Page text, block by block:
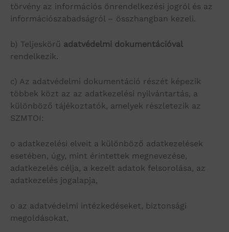
törvény az információs önrendelkezési jogról és az
információszabadságról – összhangban kezeli.
b) Teljeskörű adatvédelmi dokumentációval
rendelkezik.
c) Az adatvédelmi dokumentáció részét képezik
többek közt az az adatkezelési nyilvántartás, a
különböző tájékoztatók, amelyek részletezik az
SZMTOI:
o adatkezelési elveit a különböző adatkezelések
esetében, úgy, mint érintettek megnevezése,
adatkezelés célja, a kezelt adatok felsorolása, az
adatkezelés jogalapja,
o az adatvédelmi intézkedéseket, biztonsági
megoldásokat,